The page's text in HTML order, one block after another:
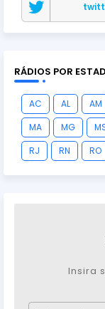
RÁDIOS POR
AC AL AM
MA
MG
RJ
RN RO
Insira